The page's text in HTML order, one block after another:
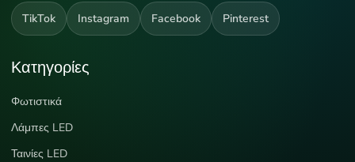
TikTok Instagram Facebook Pinterest
Κατηγορίες
Φωτιστικά
Λάμπες LED
Ταινίες LED